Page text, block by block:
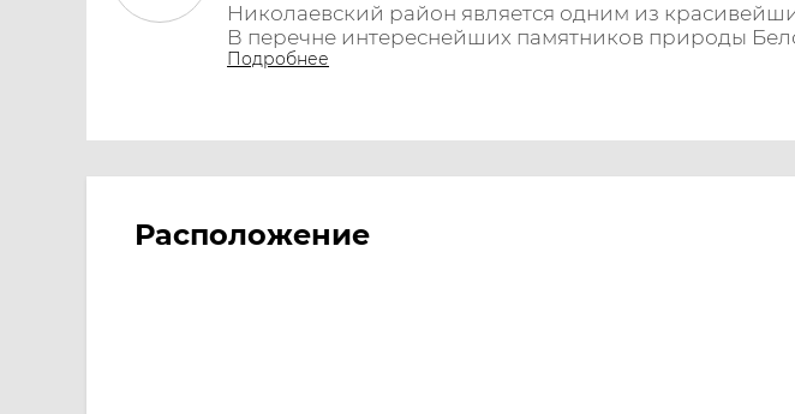
Николаевский район является одним из
В перечне интереснейших памятников природы
Подробнее
Расположение